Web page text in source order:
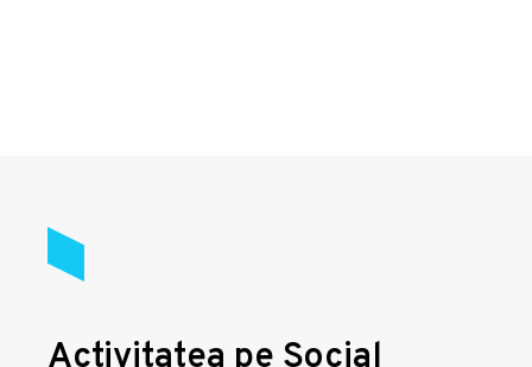
Activitatea pe Social